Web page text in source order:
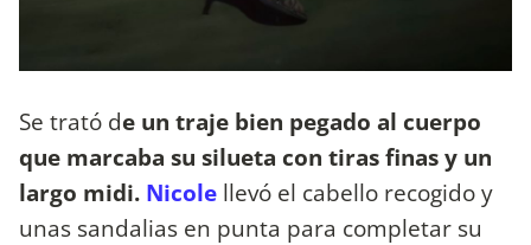
Se trató de un traje bien pegado al cuerpo
que marcaba su silueta con tiras finas y un
largo midi. Nicole llevó el cabello recogido y
unas sandalias en punta para completar su